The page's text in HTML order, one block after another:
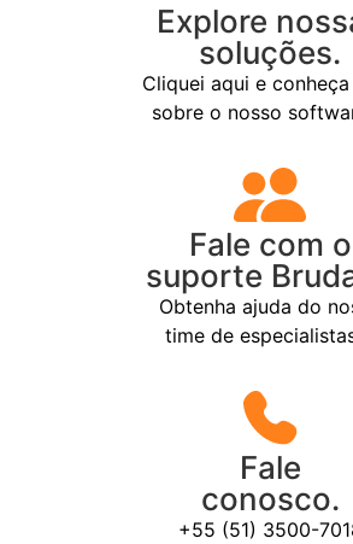
Explore
soluções.
Cliquei aqui e
sobre o nosso
Fale com o
suporte
Obtenha ajuda do
time de
Fale
conosco.
+55 (51) 3500-